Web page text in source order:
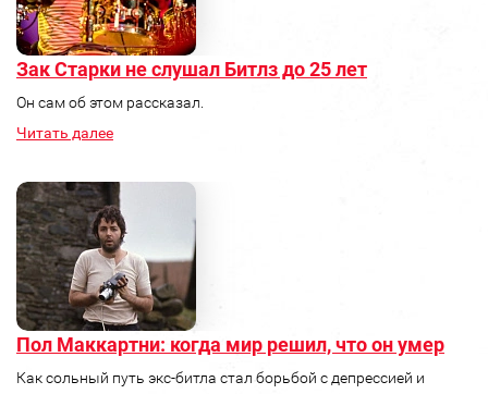
Зак Старки не слушал Битлз до 25 лет
Он сам об этом рассказал.
Читать далее
Пол Маккартни: когда мир решил, что он умер
Как сольный путь экс‑битла стал борьбой с депрессией и